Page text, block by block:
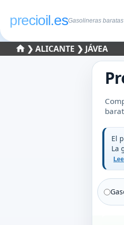
precioil.esGasolineras
❯ ALICANTE ❯ JÁVEA
El
La